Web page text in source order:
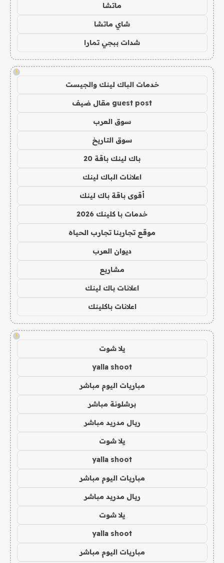
ماتشا
شاي ماتشا
شدات ببجي تمارا
!
خدمات الباك لينك والجيست
guest post مقال ضيف
سوق العرب
سوق التاريخ
باك لينك باقة 20
اعلانات الباك لينك
أقوى باقة باك لينك
خدمات با كلينك 2026
موقع تجاربنا تجارب الحياه
ديوان العرب
مشاريع
اعلانات باك لينك
اعلانات باكلينك
!
يلا شوت
yalla shoot
مباريات اليوم مباشر
برشلونة مباشر
ريال مدريد مباشر
يلا شوت
yalla shoot
مباريات اليوم مباشر
ريال مدريد مباشر
يلا شوت
yalla shoot
مباريات اليوم مباشر